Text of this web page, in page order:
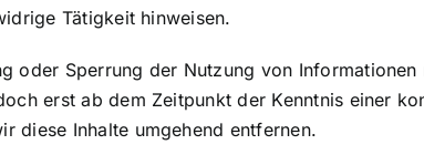
Tätigkeit hinweisen.
oder Sperrung der Nutzung von
erst ab dem Zeitpunkt der Kenntnis einer
diese Inhalte umgehend entfernen.